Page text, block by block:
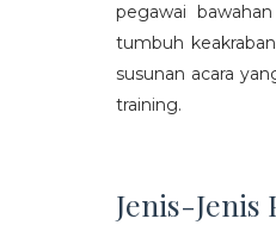
pegawai
tumbuh
susunan acara
training.
Jenis-Jenis